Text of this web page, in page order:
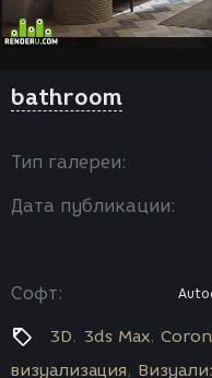
bathroom
Тип галереи:
Дата публикации:
Софт:
3D 3ds Max
визуализация